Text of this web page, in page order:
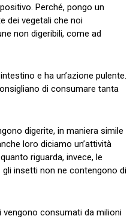
Perché, pongo un
dei vegetali che noi
non digeribili, come ad
e ha un’azione pulente.
di consumare tanta
digerite, in maniera simile
loro diciamo un’attività
riguarda, invece, le
insetti non ne contengono di
consumati da milioni